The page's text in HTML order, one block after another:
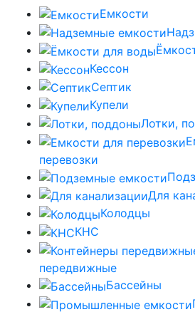
Емкости
Кессон
Септик
Купели
Лотки,
перевозки
Для
Колодцы
КНС
передвижные
Бассейны